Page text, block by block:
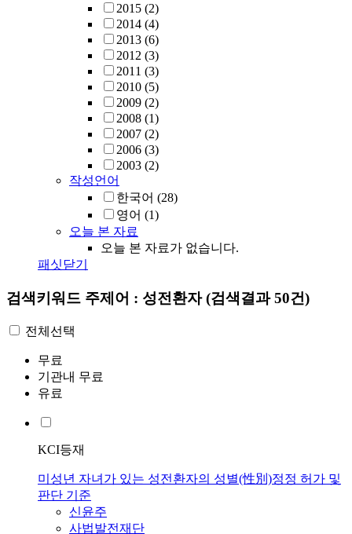
2015 (2)
2014 (4)
2013 (6)
2012 (3)
2011 (3)
2010 (5)
2009 (2)
2008 (1)
2007 (2)
2006 (3)
2003 (2)
작성언어
한국어 (28)
영어 (1)
오늘 본 자료
오늘 본 자료가 없습니다.
패싯닫기
검색키워드 주제어 : 성전환자(검색결과 50건)
전체선택
무료
기관내 무료
유료
KCI등재
미성년 자녀가 있는 성전환자의 성별(性別)정정 허가 및
판단 기준
신윤주
사법발전재단